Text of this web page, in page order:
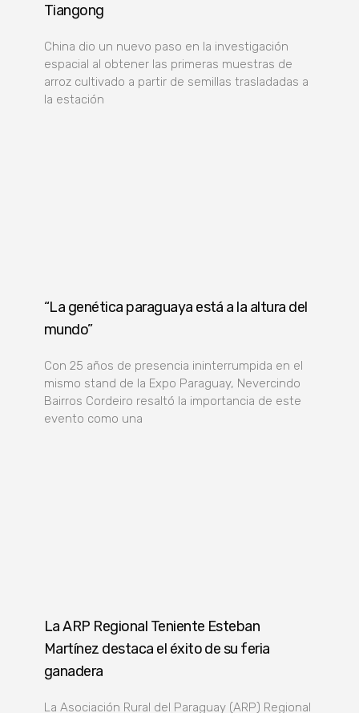
Tiangong
China dio un nuevo paso en la investigación
espacial al obtener las primeras muestras de
arroz cultivado a partir de semillas trasladadas a
la estación
“La genética paraguaya está a la altura del
mundo”
Con 25 años de presencia ininterrumpida en el
mismo stand de la Expo Paraguay, Nevercindo
Bairros Cordeiro resaltó la importancia de este
evento como una
La ARP Regional Teniente Esteban
Martínez destaca el éxito de su feria
ganadera
La Asociación Rural del Paraguay (ARP) Regional